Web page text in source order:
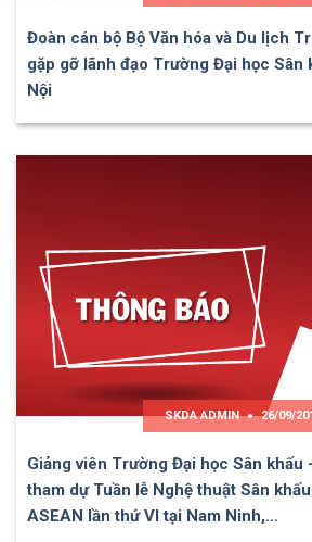
Đoàn cán bộ Bộ Văn hóa và Du lịch
gặp gỡ lãnh đạo Trường Đại học Sân
Nội
SKDA ADMIN 26/09/
Giảng viên Trường Đại học Sân khấu
tham dự Tuần lễ Nghệ thuật Sân
ASEAN lần thứ VI tại Nam Ninh,…